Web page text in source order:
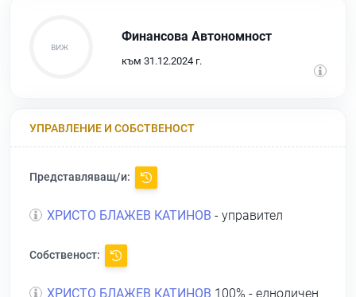
Финансова Автономност
към 31.12.2024 г.
УПРАВЛЕНИЕ И СОБСТВЕНОСТ
Представляващ/и:
ХРИСТО БЛАЖЕВ КАТИНОВ - управител
Собственост:
ХРИСТО БЛАЖЕВ КАТИНОВ 100% - едноличен